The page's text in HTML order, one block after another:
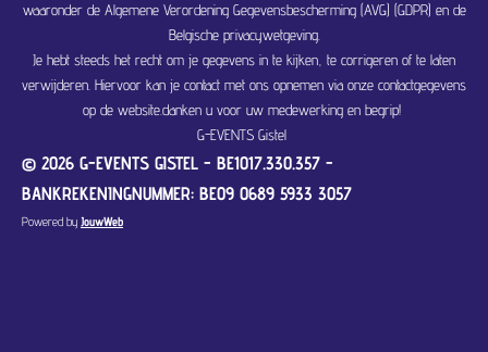
waaronder de Algemene Verordening Gegevensbescherming (AVG) (GDPR) en de
Belgische privacywetgeving.
Je hebt steeds het recht om je gegevens in te kijken, te corrigeren of te laten
verwijderen. Hiervoor kan je contact met ons opnemen via onze contactgegevens
op de website.danken u voor uw medewerking en begrip!
G-EVENTS Gistel
© 2026 G-EVENTS GISTEL - BE1017.330.357 -
BANKREKENINGNUMMER: BE09 0689 5933 3057
Powered by JouwWeb